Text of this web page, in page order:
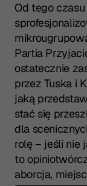
Od tego
Partia
ostatecznie
przez Tuska i
jaką
stać się
dla
rolę – jeśli nie
to
aborcja,